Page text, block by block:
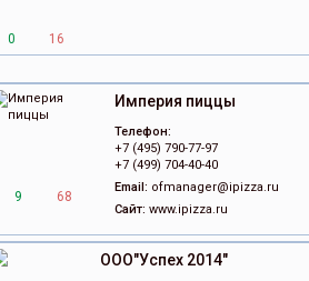
0 16
9 68
Империя пиццы
Телефон:
+7 (495) 790-77-97
+7 (499) 704-40-40
Email: ofmanager@ipizza.ru
Сайт: www.ipizza.ru
ООО"Успех 2014"